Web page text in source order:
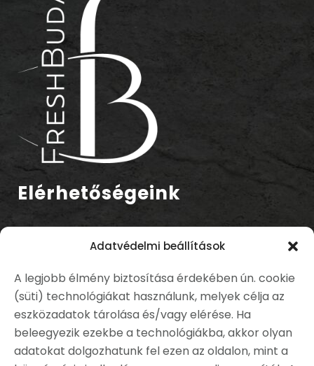
Adatvédelmi beállítások
A legjobb élmény biztosítása érdekében ún. cookie
(süti) technológiákat használunk, melyek célja az
eszközadatok tárolása és/vagy elérése. Ha
beleegyezik ezekbe a technológiákba, akkor olyan
adatokat dolgozhatunk fel ezen az oldalon, mint a
Elérhetőségeink
1037 Budapest, Bécsi út 268.
Telefonszám:
+36 70 327 4682
E-mail cím:
info@freshbuda.hu